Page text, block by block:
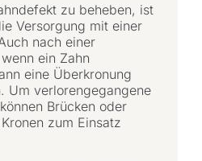
zu beheben, ist
Versorgung mit einer
nach einer
ein Zahn
eine Überkronung
Um verlorengegangene
Brücken oder
zum Einsatz